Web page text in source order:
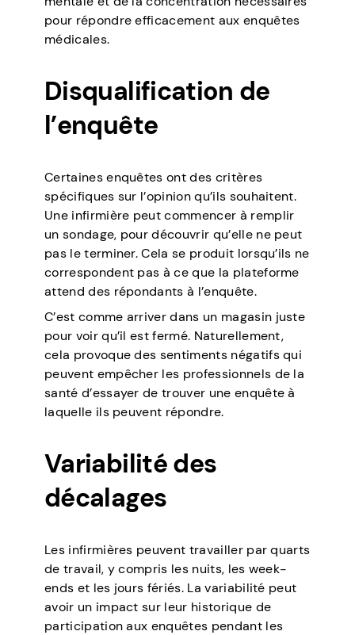
pour répondre efficacement aux enquêtes
médicales.
Disqualification de
l’enquête
Certaines enquêtes ont des critères
spécifiques sur l’opinion qu’ils souhaitent.
Une infirmière peut commencer à remplir
un sondage, pour découvrir qu’elle ne peut
pas le terminer. Cela se produit lorsqu’ils ne
correspondent pas à ce que la plateforme
attend des répondants à l’enquête.
C’est comme arriver dans un magasin juste
pour voir qu’il est fermé. Naturellement,
cela provoque des sentiments négatifs qui
peuvent empêcher les professionnels de la
santé d’essayer de trouver une enquête à
laquelle ils peuvent répondre.
Variabilité des
décalages
Les infirmières peuvent travailler par quarts
de travail, y compris les nuits, les week-
ends et les jours fériés. La variabilité peut
avoir un impact sur leur historique de
participation aux enquêtes pendant les